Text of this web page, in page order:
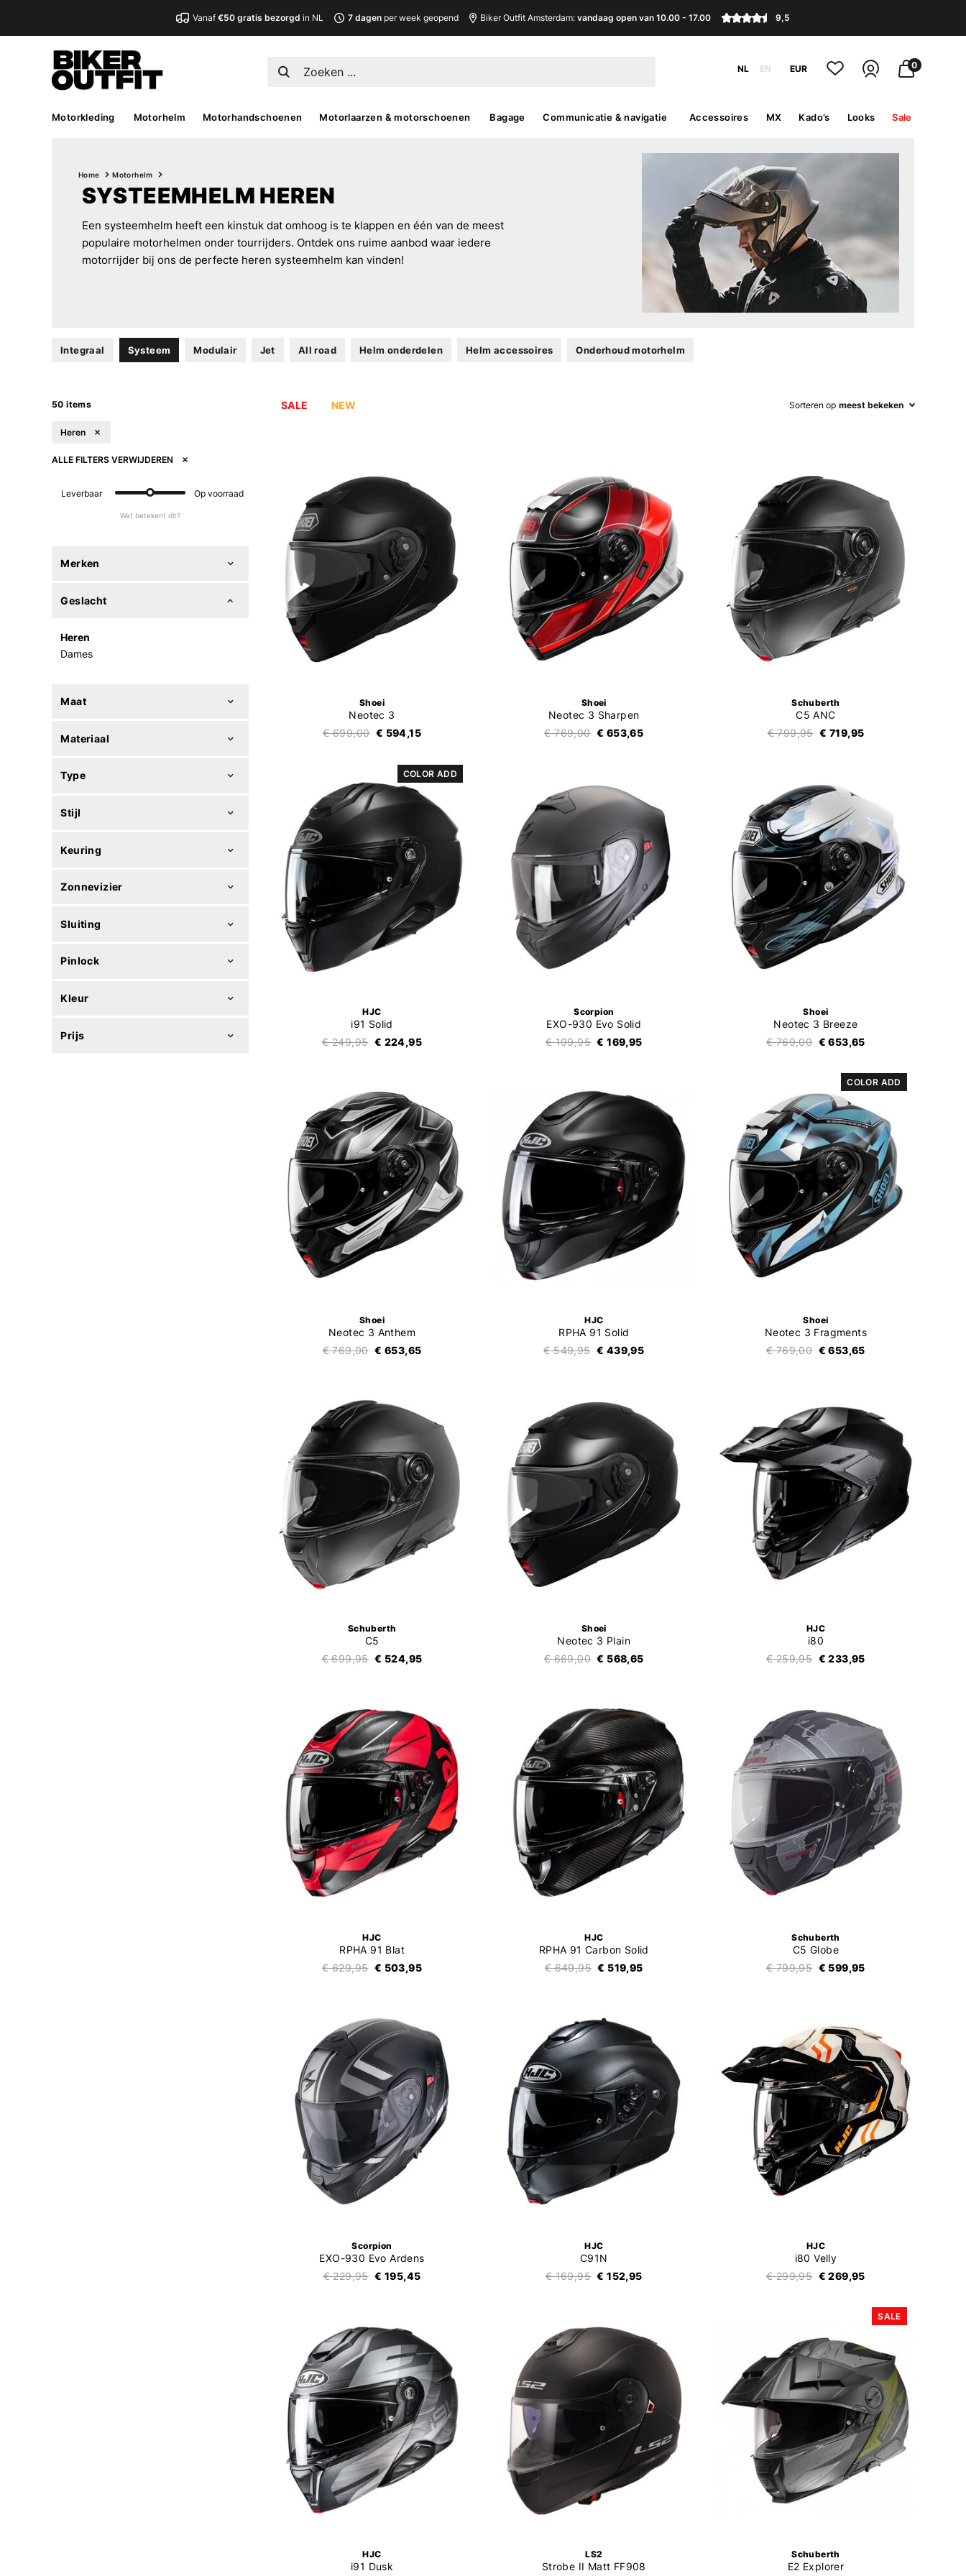
Vanaf €50 gratis bezorgd in NL 7 dagen per week geopend Biker Outfit Amsterdam:vandaag open van 10.00 - 17.00 9,5
NL EN EUR 0
Motorkleding Motorhelm Motorhandschoenen Motorlaarzen & motorschoenen Bagage Communicatie & navigatie Accessoires MX Kado’s Looks Sale
Home Motorhelm
SYSTEEMHELM HEREN
Een systeemhelm heeft een kinstuk dat omhoog is te klappen en één van de meest
populaire motorhelmen onder tourrijders. Ontdek ons ruime aanbod waar iedere
motorrijder bij ons de perfecte heren systeemhelm kan vinden!
Integraal Systeem Modulair Jet All road Helm onderdelen Helm accessoires Onderhoud motorhelm
50 items
Heren
ALLE FILTERS VERWIJDEREN
Leverbaar Op voorraad
Wat betekent dit?
Merken
Geslacht
Heren
Dames
Maat
Materiaal
Type
Stijl
Keuring
Zonnevizier
Sluiting
Pinlock
Kleur
Prijs
SALE NEW Sorteren op meest bekeken
Shoei
Neotec 3
€ 699,00 € 594,15
Shoei
Neotec 3 Sharpen
€ 769,00 € 653,65
Schuberth
C5 ANC
€ 799,95 € 719,95
COLOR ADD
HJC
i91 Solid
€ 249,95 € 224,95
Scorpion
EXO-930 Evo Solid
€ 199,95 € 169,95
Shoei
Neotec 3 Breeze
€ 769,00 € 653,65
Shoei
Neotec 3 Anthem
€ 769,00 € 653,65
HJC
RPHA 91 Solid
€ 549,95 € 439,95
COLOR ADD
Shoei
Neotec 3 Fragments
€ 769,00 € 653,65
Schuberth
C5
€ 699,95 € 524,95
Shoei
Neotec 3 Plain
€ 669,00 € 568,65
HJC
i80
€ 259,95 € 233,95
HJC
RPHA 91 Blat
€ 629,95 € 503,95
HJC
RPHA 91 Carbon Solid
€ 649,95 € 519,95
Schuberth
C5 Globe
€ 799,95 € 599,95
Scorpion
EXO-930 Evo Ardens
€ 229,95 € 195,45
HJC
C91N
€ 169,95 € 152,95
HJC
i80 Velly
€ 299,95 € 269,95
HJC
i91 Dusk
LS2
Strobe II Matt FF908
SALE
Schuberth
E2 Explorer